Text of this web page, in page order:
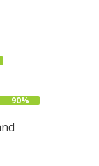
90%